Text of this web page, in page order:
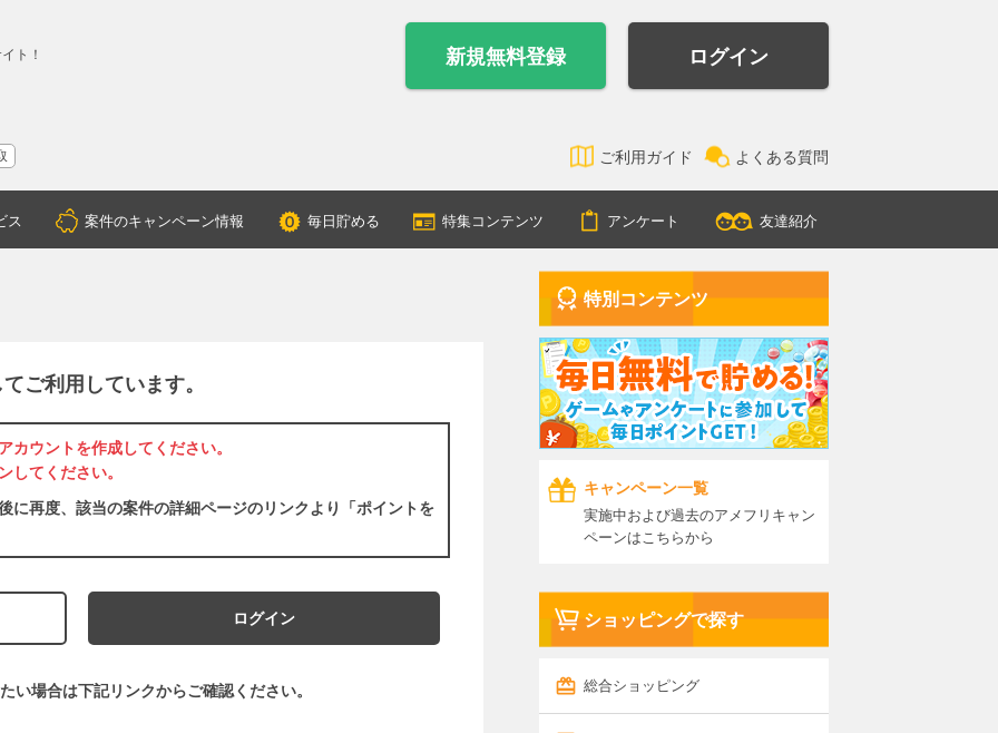
ト！
新規無料登録 ログイン
ご利用ガイド よくある質問
ス 案件のキャンペーン情報 毎日貯める 特集コンテンツ アンケート 友達紹介
ご利用しています。
アカウントを作成してください。
してください。
に再度、該当の案件の詳細ページのリンクより「ポイントを
ログイン
い場合は下記リンクからご確認ください。
特別コンテンツ
キャンペーン一覧
実施中および過去のアメフリキャン
ペーンはこちらから
ショッピングで探す
総合ショッピング